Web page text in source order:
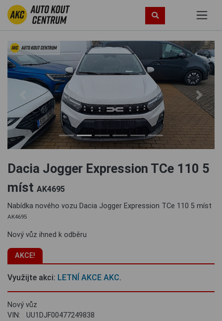
Previous Next
Dacia Jogger Expression TCe 110 5
míst AK4695
Nabídka nového vozu Dacia Jogger Expression TCe 110 5 míst
AK4695
Nový vůz ihned k odběru
AKCE!
Využijte akci: LETNÍ AKCE AKC.
Nový vůz
VIN: UU1DJF00477249838